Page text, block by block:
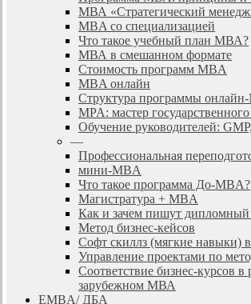
МВА «Cтратегический
MBA со специализацией
Что такое учебный план МВА?
МВА в смешанном формате
Стоимость программ MBA
MBA онлайн
Cтруктура программы
MPA: мастер
Обучение руководителей:
—
Профессиональная
мини-MBA
Что такое программа До-MBA?
Магистратура + MBA
Как и зачем пишут
Метод бизнес-кейсов
Софт скиллз (мягкие навыки)
Управление проектами по
Соответствие бизнес-курсов в
зарубежном МВА
EMBA/ ДБA